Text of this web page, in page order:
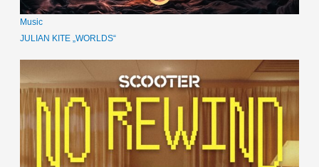
Music
JULIAN KITE „WORLDS“